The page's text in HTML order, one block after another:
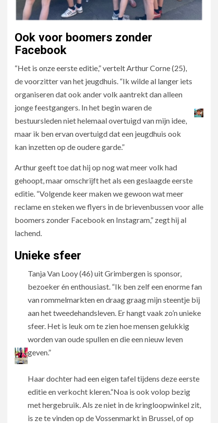
Ook voor boomers zonder
Facebook
“Het is onze eerste editie,” vertelt Arthur Corne (25),
de voorzitter van het jeugdhuis. “Ik wilde al langer iets
organiseren dat ook ander volk aantrekt dan alleen
jonge feestgangers. In het begin waren de
bestuursleden niet helemaal overtuigd van mijn idee,
maar ik ben ervan overtuigd dat een jeugdhuis ook
kan inzetten op de oudere garde.”
Arthur geeft toe dat hij op nog wat meer volk had
gehoopt, maar omschrijft het als een geslaagde eerste
editie. “Volgende keer maken we gewoon wat meer
reclame en steken we flyers in de brievenbussen voor alle
boomers zonder Facebook en Instagram,” zegt hij al
lachend.
Unieke sfeer
Tanja Van Looy (46) uit Grimbergen is sponsor,
bezoeker én enthousiast. “Ik ben zelf een enorme fan
van rommelmarkten en draag graag mijn steentje bij
aan het tweedehandsleven. Er hangt vaak zo’n unieke
sfeer. Het is leuk om te zien hoe mensen gelukkig
worden van oude spullen en die een nieuw leven
geven.”
Haar dochter had een eigen tafel tijdens deze eerste
editie en verkocht kleren.“Noa is ook volop bezig
met hergebruik. Als ze niet in de kringloopwinkel zit,
is ze te vinden op de Vossenmarkt in Brussel, of op